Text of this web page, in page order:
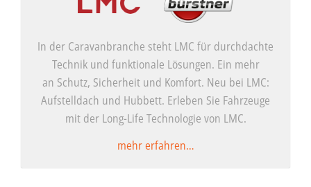
In der Caravanbranche steht LMC für durchdachte
Technik und funktionale Lösungen. Ein mehr
an Schutz, Sicherheit und Komfort. Neu bei LMC:
Aufstelldach und Hubbett. Erleben Sie Fahrzeuge
mit der Long-Life Technologie von LMC.
mehr erfahren…